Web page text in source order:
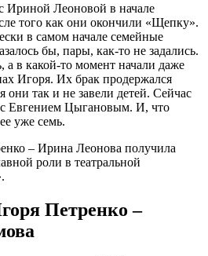
Ириной Леоновой в начале
того как они окончили «Щепку».
в самом начале семейные
бы, пары, как-то не задались.
а в какой-то момент начали даже
Игоря. Их брак продержался
они так и не завели детей. Сейчас
с Евгением Цыгановым. И, что
уже семь.
– Ирина Леонова получила
роли в театральной
Петренко –